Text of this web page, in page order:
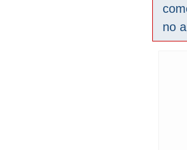
no